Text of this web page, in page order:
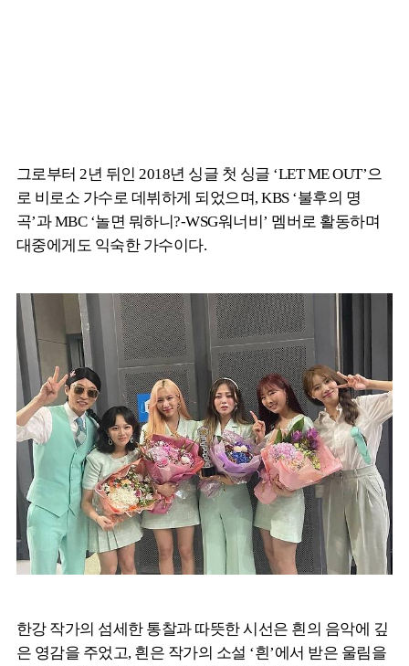
그로부터 2년 뒤인 2018년 싱글 첫 싱글 ‘LET ME OUT’으
로 비로소 가수로 데뷔하게 되었으며, KBS ‘불후의 명
곡’과 MBC ‘놀면 뭐하니?-WSG워너비’ 멤버로 활동하며
대중에게도 익숙한 가수이다.
한강 작가의 섬세한 통찰과 따뜻한 시선은 흰의 음악에 깊
은 영감을 주었고, 흰은 작가의 소설 ‘흰’에서 받은 울림을